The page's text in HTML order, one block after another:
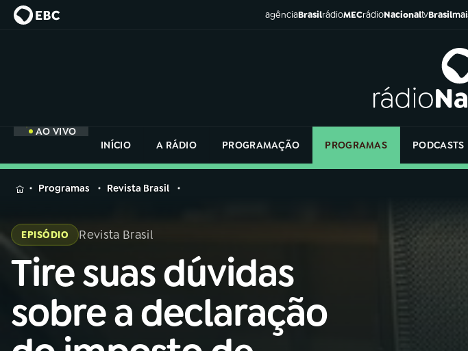
agênciaBrasilrádioMECrádioNacionaltvBrasil
AO VIVO
INÍCIO
A RÁDIO PROGRAMAÇÃO PROGRAMAS PODCASTS
MENU
Buscar
Rádio
Nacional
AO VIVO
01INÍCIO
na
Rádio
Nacional
Programas Revista Brasil
EPISÓDIO Revista Brasil
Tire suas dúvidas
sobre a declaração